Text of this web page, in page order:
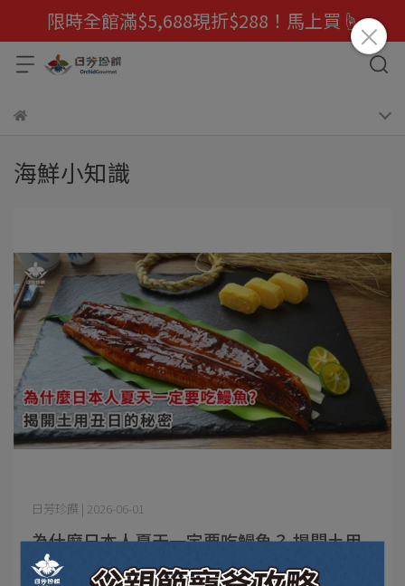
限時全館滿$5,688現折$288！馬上買☝️
海鮮小知識
為什麼日本人夏天一定要吃鰻魚？ 揭開土用
丑日的秘密
日芳珍饌 | 2026-06-01